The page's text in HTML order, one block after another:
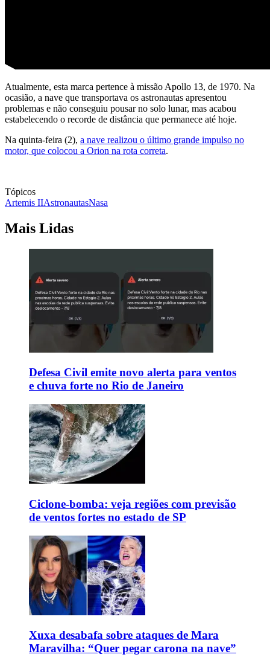
Atualmente, esta marca pertence à missão Apollo 13, de 1970. Na
ocasião, a nave que transportava os astronautas apresentou
problemas e não conseguiu pousar no solo lunar, mas acabou
estabelecendo o recorde de distância que permanece até hoje.
Na quinta-feira (2), a nave realizou o último grande impulso no
motor, que colocou a Orion na rota correta.
Tópicos
Artemis IIAstronautasNasa
Mais Lidas
Defesa Civil emite novo alerta para ventos
e chuva forte no Rio de Janeiro
Ciclone-bomba: veja regiões com previsão
de ventos fortes no estado de SP
Xuxa desabafa sobre ataques de Mara
Maravilha: “Quer pegar carona na nave”